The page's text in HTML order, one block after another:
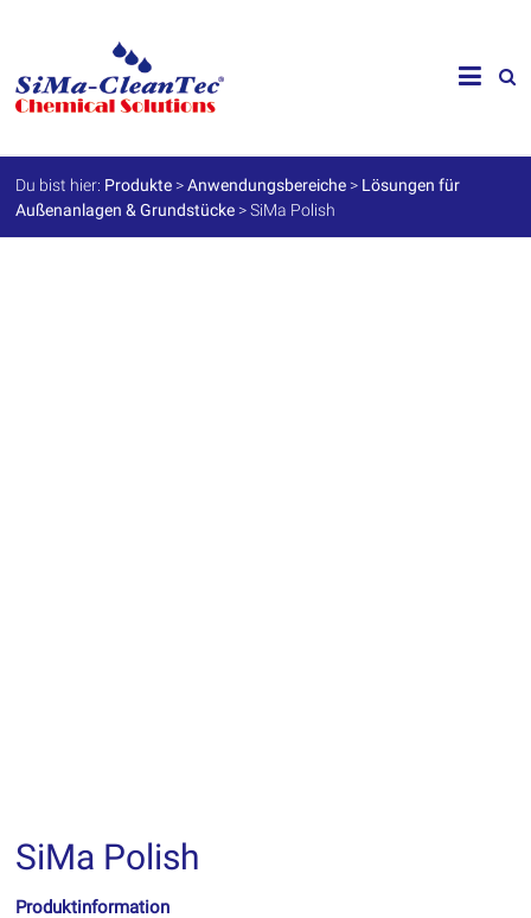
SiMa-
Cleantec
GmbH
Spezialprodukte
für
Du bist hier: Produkte >Anwendungsbereiche > Lösungen für
Außenanlagen & Grundstücke >SiMa Polish
SiMa Polish
Produktinformation